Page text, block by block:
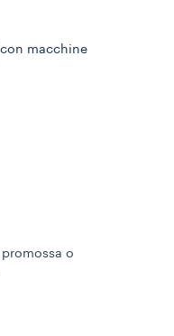
macchine
o